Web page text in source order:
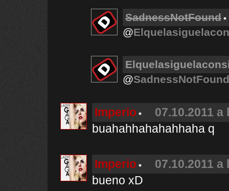
SadnessNotFound
@
@SadnessNotFound
Imperio
07.10.2011 a
buahahhahahahhaha q
Imperio
07.10.2011 a
bueno xD